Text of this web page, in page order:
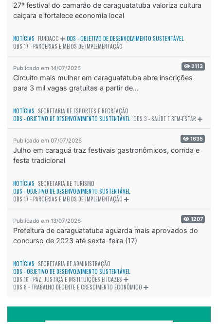
27º festival do camarão de caraguatatuba valoriza cultura
caiçara e fortalece economia local
NOTÍCIAS FUNDACC
ODS - OBJETIVO DE DESENVOLVIMENTO SUSTENTÁVEL
ODS 17 - PARCERIAS E MEIOS DE IMPLEMENTAÇÃO
Publicado em 14/07/2026 2113
Circuito mais mulher em caraguatatuba abre inscrições
para 3 mil vagas gratuitas a partir de...
NOTÍCIAS SECRETARIA DE ESPORTES E RECREAÇÃO
ODS - OBJETIVO DE DESENVOLVIMENTO SUSTENTÁVEL ODS 3 - SAÚDE E BEM-ESTAR
Publicado em 07/07/2026 1635
Julho em caraguá traz festivais gastronômicos, corrida e
festa tradicional
NOTÍCIAS SECRETARIA DE TURISMO
ODS - OBJETIVO DE DESENVOLVIMENTO SUSTENTÁVEL
ODS 17 - PARCERIAS E MEIOS DE IMPLEMENTAÇÃO
Publicado em 13/07/2026 1207
Prefeitura de caraguatatuba aguarda mais aprovados do
concurso de 2023 até sexta-feira (17)
NOTÍCIAS SECRETARIA DE ADMINISTRAÇÃO
ODS - OBJETIVO DE DESENVOLVIMENTO SUSTENTÁVEL
ODS 16 - PAZ, JUSTIÇA E INSTITUIÇÕES EFICAZES
ODS 8 - TRABALHO DECENTE E CRESCIMENTO ECONÔMICO